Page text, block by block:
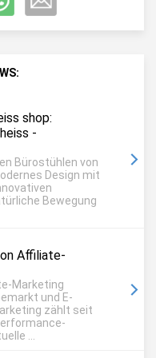
shop:
-
Bürostühlen von
Design mit
Bewegung
Affiliate-
Marketing
und E-
zählt seit
...